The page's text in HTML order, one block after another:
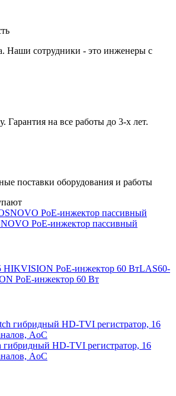
Наши сотрудники - это инженеры с
Гарантия на все работы до 3-х лет.
поставки оборудования и работы
PoE-инжектор пассивный
LAS60-
PoE-инжектор 60 Вт
гибридный HD-TVI регистратор, 16
AoC